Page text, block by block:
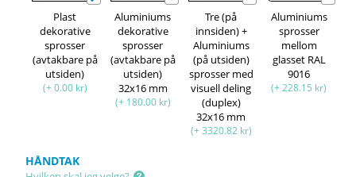
Plast
dekorative
sprosser
(avtakbare på
utsiden)
(+ 0.00 kr)
Aluminiums
dekorative
sprosser
(avtakbare på
utsiden)
32x16 mm
(+ 180.00 kr)
Tre (på
innsiden) +
Aluminiums
(på utsiden)
sprosser med
visuell deling
(duplex)
32x16 mm
(+ 3320.82 kr)
Aluminiums
sprosser
mellom
glasset RAL
9016
(+ 228.15 kr)
HÅNDTAK